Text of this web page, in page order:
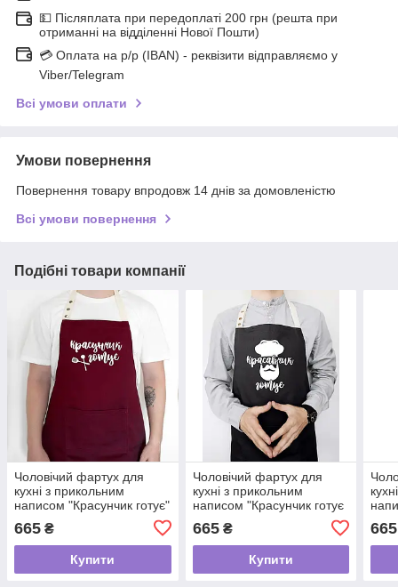
💵 Післяплата при передоплаті 200 грн (решта при
отриманні на відділенні Нової Пошти)
💳 Оплата на р/р (IBAN) - реквізити відправляємо у
Viber/Telegram
Всі умови оплати
Умови повернення
Повернення товару впродовж 14 днів за домовленістю
Всі умови повернення
Подібні товари компанії
Чоловічий фартух для
кухні з прикольним
написом "Красунчик готує"
665 ₴
Купити
Чоловічий фартух для
кухні з прикольним
написом "Красунчик готує
665₴
Купити
665